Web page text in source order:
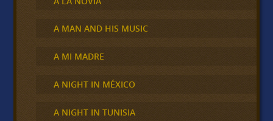
A MAN AND HIS MUSIC
A MI MADRE
A NIGHT IN MÉXICO
A NIGHT IN TUNISIA